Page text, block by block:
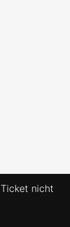
Ticket nicht